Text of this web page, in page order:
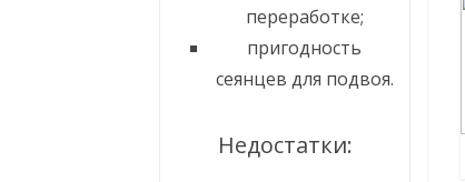
переработке;
пригодность
сеянцев для подвоя.
Недостатки: